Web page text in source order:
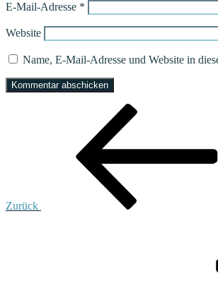
E-Mail-Adresse *
Website
Name, E-Mail-Adresse und Website in
Beitragsnavigation
Zurück